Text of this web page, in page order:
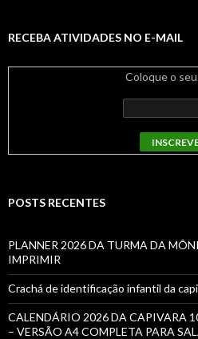
RECEBA ATIVIDADES NO E-MAIL
Coloque o
POSTS RECENTES
PLANNER 2026 DA TURMA DA
IMPRIMIR
Crachá de identificação infantil da
CALENDÁRIO 2026 DA CAPIVARA
– VERSÃO A4 COMPLETA PARA